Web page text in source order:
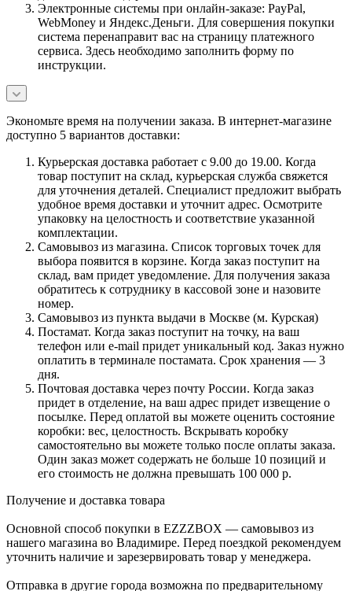
Электронные системы при онлайн-заказе: PayPal,
WebMoney и Яндекс.Деньги. Для совершения покупки
система перенаправит вас на страницу платежного
сервиса. Здесь необходимо заполнить форму по
инструкции.
Экономьте время на получении заказа. В интернет-магазине
доступно 5 вариантов доставки:
Курьерская доставка работает с 9.00 до 19.00. Когда
товар поступит на склад, курьерская служба свяжется
для уточнения деталей. Специалист предложит выбрать
удобное время доставки и уточнит адрес. Осмотрите
упаковку на целостность и соответствие указанной
комплектации.
Самовывоз из магазина. Список торговых точек для
выбора появится в корзине. Когда заказ поступит на
склад, вам придет уведомление. Для получения заказа
обратитесь к сотруднику в кассовой зоне и назовите
номер.
Самовывоз из пункта выдачи в Москве (м. Курская)
Постамат. Когда заказ поступит на точку, на ваш
телефон или e-mail придет уникальный код. Заказ нужно
оплатить в терминале постамата. Срок хранения — 3
дня.
Почтовая доставка через почту России. Когда заказ
придет в отделение, на ваш адрес придет извещение о
посылке. Перед оплатой вы можете оценить состояние
коробки: вес, целостность. Вскрывать коробку
самостоятельно вы можете только после оплаты заказа.
Один заказ может содержать не больше 10 позиций и
его стоимость не должна превышать 100 000 р.
Получение и доставка товара
Основной способ покупки в EZZZBOX — самовывоз из
нашего магазина во Владимире. Перед поездкой рекомендуем
уточнить наличие и зарезервировать товар у менеджера.
Отправка в другие города возможна по предварительному